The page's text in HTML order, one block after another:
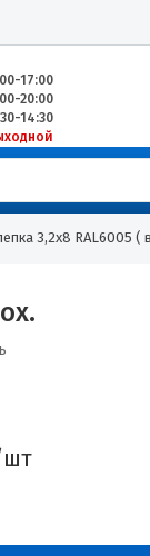
17:00
20:00
14:30
3,2х8 RAL6005 (
шт